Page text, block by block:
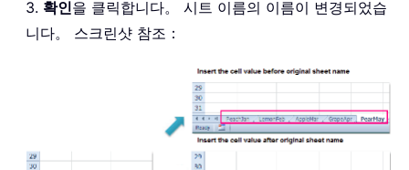
3. 확인을 클릭합니다。 시트 이름의 이름이 변경되었습
니다。 스크린샷 참조：